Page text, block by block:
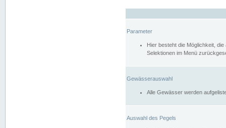
Parameter
Hier besteht die Möglichkeit,
Selektionen im Menü
Gewässerauswahl
Alle Gewässer werden
Auswahl des Pegels